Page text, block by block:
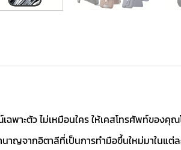
าะตัว ไม่เหมือนใคร ให้เคสโทรศัพท์ของคุณ
าญจากอิตาลีที่เป็นการทำมือขึ้นใหม่มาในแต่ล